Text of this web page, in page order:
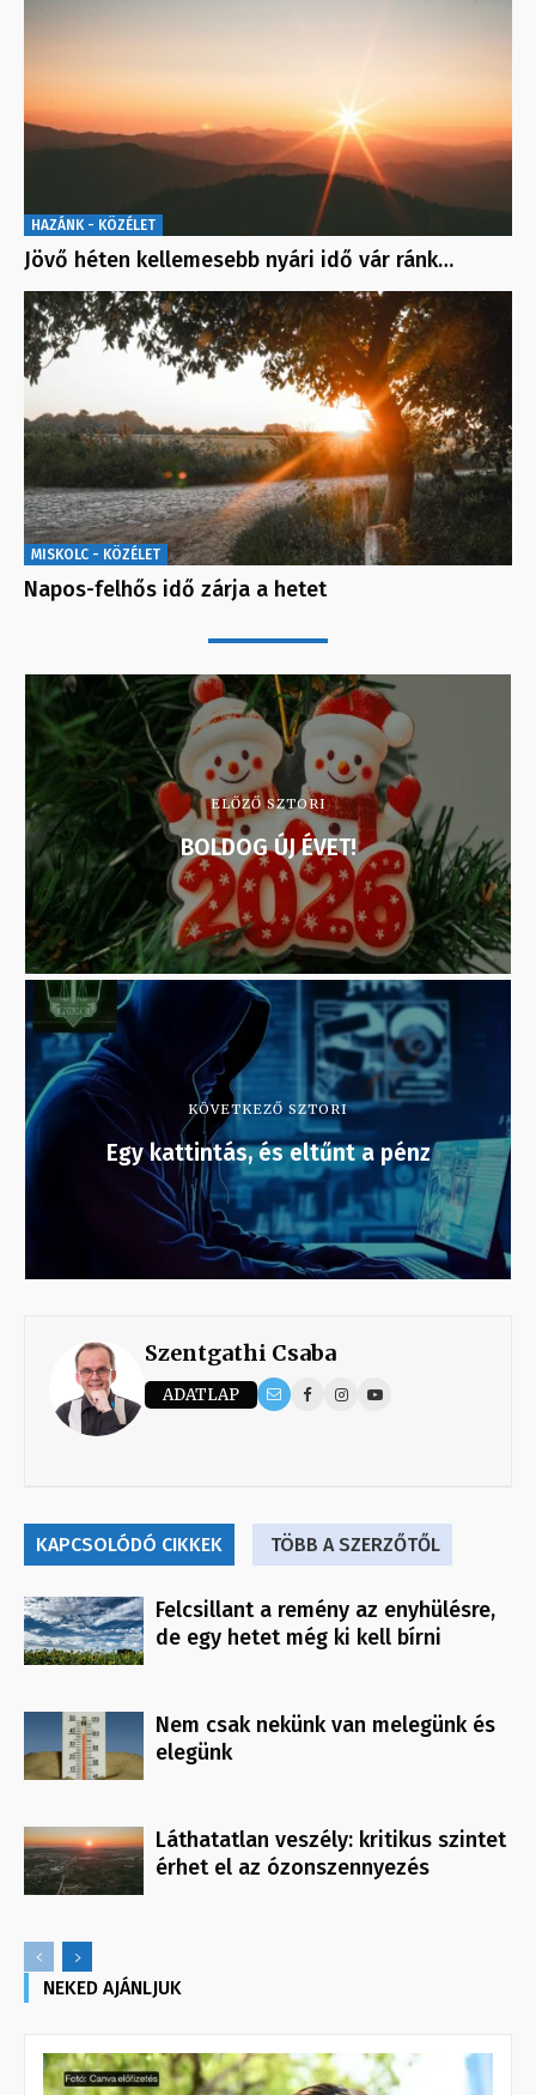
HAZÁNK - KÖZÉLET
Jövő héten kellemesebb nyári idő vár ránk…
MISKOLC - KÖZÉLET
Napos-felhős idő zárja a hetet
ELŐZŐ SZTORI
BOLDOG ÚJ ÉVET!
KÖVETKEZŐ SZTORI
Egy kattintás, és eltűnt a pénz
Szentgathi Csaba
ADATLAP
KAPCSOLÓDÓ CIKKEK TÖBB A SZERZŐTŐL
Felcsillant a remény az enyhülésre,
de egy hetet még ki kell bírni
Nem csak nekünk van melegünk és
elegünk
Láthatatlan veszély: kritikus szintet
érhet el az ózonszennyezés
NEKED AJÁNLJUK